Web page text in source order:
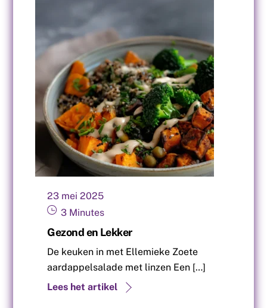
23 mei 2025
3 Minutes
Gezond en Lekker
De keuken in met Ellemieke Zoete
aardappelsalade met linzen Een […]
Lees het artikel